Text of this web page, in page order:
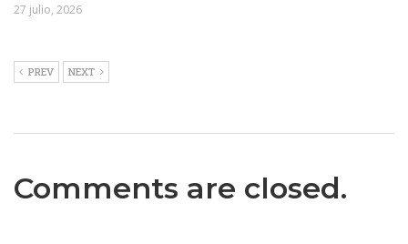
27 julio, 2026
PREV NEXT
Comments are closed.